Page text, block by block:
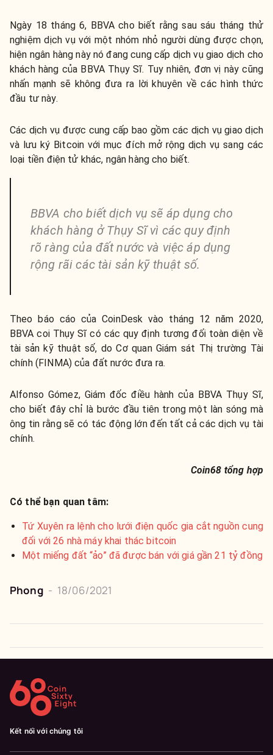
Ngày 18 tháng 6, BBVA cho biết rằng sau sáu tháng thử
nghiệm dịch vụ với một nhóm nhỏ người dùng được chọn,
hiện ngân hàng này nó đang cung cấp dịch vụ giao dịch cho
khách hàng của BBVA Thụy Sĩ. Tuy nhiên, đơn vị này cũng
nhấn mạnh sẽ không đưa ra lời khuyên về các hình thức
đầu tư này.
Các dịch vụ được cung cấp bao gồm các dịch vụ giao dịch
và lưu ký Bitcoin với mục đích mở rộng dịch vụ sang các
loại tiền điện tử khác, ngân hàng cho biết.
BBVA cho biết dịch vụ sẽ áp dụng cho
khách hàng ở Thụy Sĩ vì các quy định
rõ ràng của đất nước và việc áp dụng
rộng rãi các tài sản kỹ thuật số.
Theo báo cáo của CoinDesk vào tháng 12 năm 2020,
BBVA coi Thụy Sĩ có các quy định tương đối toàn diện về
tài sản kỹ thuật số, do Cơ quan Giám sát Thị trường Tài
chính (FINMA) của đất nước đưa ra.
Alfonso Gómez, Giám đốc điều hành của BBVA Thụy Sĩ,
cho biết đây chỉ là bước đầu tiên trong một làn sóng mà
ông tin rằng sẽ có tác động lớn đến tất cả các dịch vụ tài
chính.
Coin68 tổng hợp
Có thể bạn quan tâm:
Tứ Xuyên ra lệnh cho lưới điện quốc gia cắt nguồn cung
đối với 26 nhà máy khai thác bitcoin
Một miếng đất “ảo” đã được bán với giá gần 21 tỷ đồng
Phong - 18/06/2021
Kết nối với chúng tôi